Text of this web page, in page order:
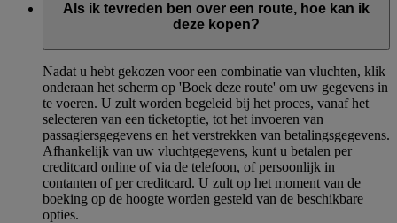
Als ik tevreden ben over een route, hoe kan ik
deze kopen?
Nadat u hebt gekozen voor een combinatie van vluchten, klik
onderaan het scherm op 'Boek deze route' om uw gegevens in
te voeren. U zult worden begeleid bij het proces, vanaf het
selecteren van een ticketoptie, tot het invoeren van
passagiersgegevens en het verstrekken van betalingsgegevens.
Afhankelijk van uw vluchtgegevens, kunt u betalen per
creditcard online of via de telefoon, of persoonlijk in
contanten of per creditcard. U zult op het moment van de
boeking op de hoogte worden gesteld van de beschikbare
opties.